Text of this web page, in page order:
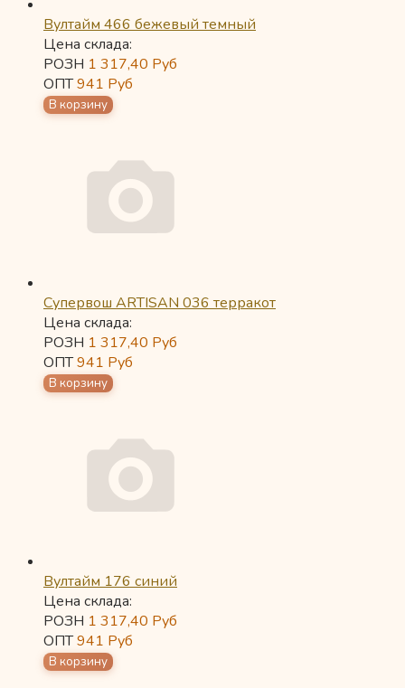
Вултайм 466 бежевый темный
Цена склада:
РОЗН 1 317,40 Руб
ОПТ941 Руб
Супервош ARTISAN 036 терракот
Цена склада:
РОЗН 1 317,40 Руб
ОПТ941 Руб
Вултайм 176 синий
Цена склада:
РОЗН 1 317,40 Руб
ОПТ941 Руб